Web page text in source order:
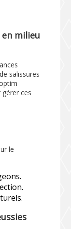
milieu
salissures
ces
le